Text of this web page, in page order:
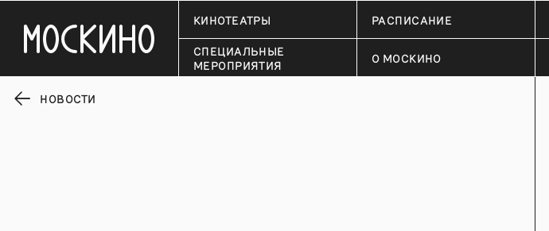
КИНОТЕАТРЫ РАСПИСАНИЕ
СПЕЦИАЛЬНЫЕ
МЕРОПРИЯТИЯ
О МОСКИНО
НОВОСТИ